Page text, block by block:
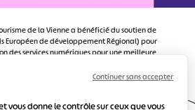
de la Vienne a bénéficié du soutien de
Européen de développement Régional) pour
des services numériques pour une meilleure
vous donne le contrôle sur ceux que vous
Continuer sans accepter